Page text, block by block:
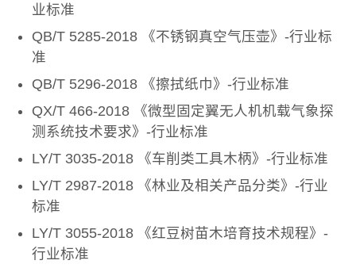
业标准
QB/T 5285-2018 《不锈钢真空气压壶》-行业标
准
QB/T 5296-2018 《擦拭纸巾》-行业标准
QX/T 466-2018 《微型固定翼无人机机载气象探
测系统技术要求》-行业标准
LY/T 3035-2018 《车削类工具木柄》-行业标准
LY/T 2987-2018 《林业及相关产品分类》-行业
标准
LY/T 3055-2018 《红豆树苗木培育技术规程》-
行业标准